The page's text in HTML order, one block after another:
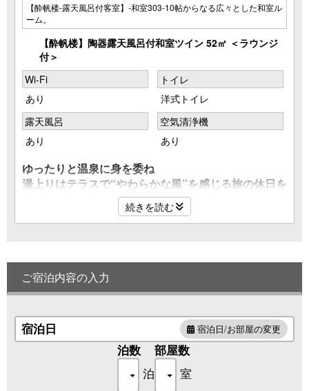
【酔帆楼-露天風呂付客室】-和室303-10帖からなる広々とした和室ル
ーム。
【酔帆楼】陶器露天風呂付和室ツイン 52㎡ ＜ラウンジ
付＞
Wi-Fi
あり
トイレ
洋式トイレ
露天風呂
あり
空気清浄機
あり
ゆったりと温泉に身を委ね
湯上りはテラスで“やわらかな風”を感じる旅の休日を
家族でもお楽しみいただける『露天風呂付特別室』
■□露天風呂付客室-酔帆楼-□■
「誰にも邪魔されない、気兼ねない滞在」
まさに“枠なプライベート空間”に特化した【露天風呂付客室-
日常では体感できない「露天風呂」を“いつでもお好きな時
に”
当館でたった＜＜3部屋のみ＞＞の限られた
露天風呂付特別客室フロア-酔帆楼（すいはんろう）-で
ワンランク上のご滞在をお楽しみ下さい
続きを読む
ご宿泊内容の入力
宿泊日 宿泊日/お部屋の変更
泊数
泊
部屋数
室